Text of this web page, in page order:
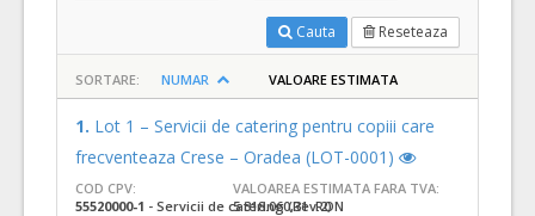
Cauta Reseteaza
SORTARE: NUMAR VALOARE ESTIMATA
1. Lot 1 – Servicii de catering pentru copiii care
frecventeaza Crese – Oradea (LOT-0001)
COD CPV:
55520000-1 - Servicii de catering (Rev.2)
VALOAREA ESTIMATA FARA TVA:
5.318.060,31 RON